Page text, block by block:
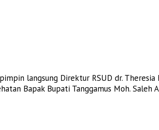
langsung Direktur RSUD dr.
Bapak Bupati Tanggamus Moh.